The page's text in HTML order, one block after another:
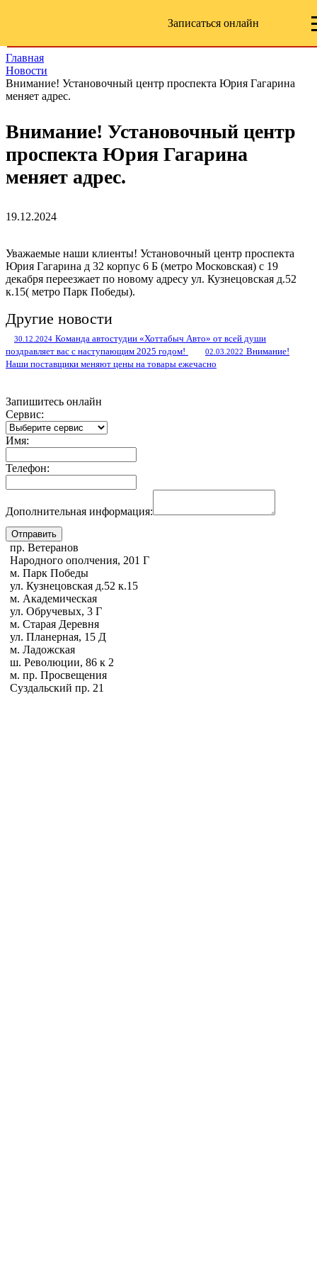
Записаться онлайн
Главная
Новости
Внимание! Установочный центр проспекта Юрия Гагарина
меняет адрес.
Внимание! Установочный центр
проспекта Юрия Гагарина
меняет адрес.
19.12.2024
Уважаемые наши клиенты! Установочный центр проспекта
Юрия Гагарина д 32 корпус 6 Б (метро Московская) с 19
декабря переезжает по новому адресу ул. Кузнецовская д.52
к.15( метро Парк Победы).
Другие новости
30.12.2024 Команда автостудии «Хоттабыч Авто» от всей души
поздравляет вас с наступающим 2025 годом!
02.03.2022 Внимание!
Наши поставщики меняют цены на товары ежечасно
Запишитесь онлайн
Сервис:
Имя:
Телефон:
Дополнительная информация:
пр. Ветеранов
Народного ополчения, 201 Г
м. Парк Победы
ул. Кузнецовская д.52 к.15
м. Академическая
ул. Обручевых, 3 Г
м. Старая Деревня
ул. Планерная, 15 Д
м. Ладожская
ш. Революции, 86 к 2
м. пр. Просвещения
Суздальский пр. 21